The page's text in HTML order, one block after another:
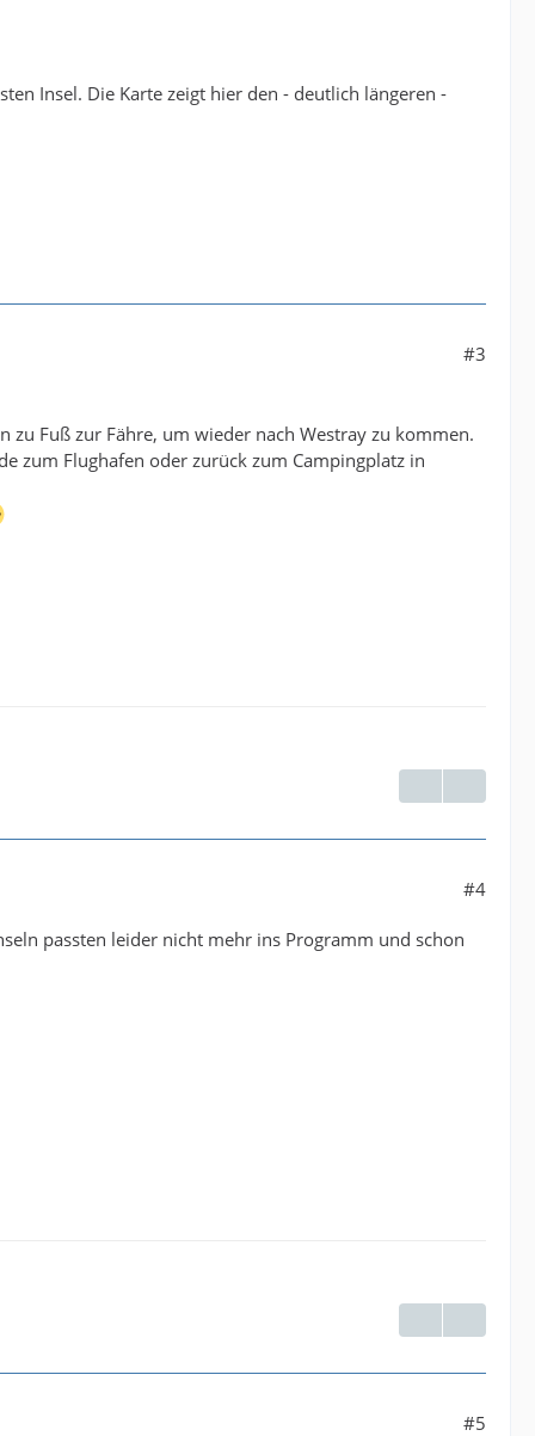
Insel. Die Karte zeigt hier den - deutlich längeren -
#3
Fuß zur Fähre, um wieder nach Westray zu kommen.
zum Flughafen oder zurück zum Campingplatz in
#4
passten leider nicht mehr ins Programm und schon
#5